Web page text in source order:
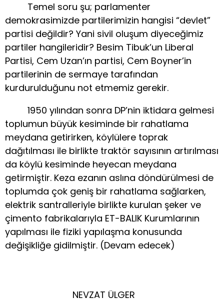
Temel soru şu; parlamenter
demokrasimizde partilerimizin hangisi “devlet”
partisi değildir? Yani sivil oluşum diyeceğimiz
partiler hangileridir? Besim Tibuk’un Liberal
Partisi, Cem Uzan’ın partisi, Cem Boyner’in
partilerinin de sermaye tarafından
kurdurulduğunu not etmemiz gerekir.
1950 yılından sonra DP’nin iktidara gelmesi
toplumun büyük kesiminde bir rahatlama
meydana getirirken, köylülere toprak
dağıtılması ile birlikte traktör sayısının artırılması
da köylü kesiminde heyecan meydana
getirmiştir. Keza ezanın aslına döndürülmesi de
toplumda çok geniş bir rahatlama sağlarken,
elektrik santralleriyle birlikte kurulan şeker ve
çimento fabrikalarıyla ET-BALIK Kurumlarının
yapılması ile fiziki yapılaşma konusunda
değişikliğe gidilmiştir. (Devam edecek)
NEVZAT ÜLGER